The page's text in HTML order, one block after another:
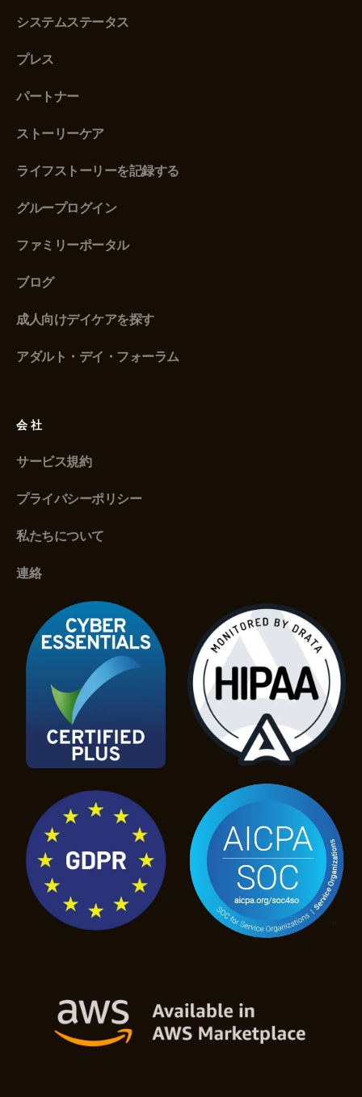
システムステータス
プレス
パートナー
ストーリーケア
ライフストーリーを記録する
グループログイン
ファミリーポータル
ブログ
成人向けデイケアを探す
アダルト・デイ・フォーラム
会社
サービス規約
プライバシーポリシー
私たちについて
連絡